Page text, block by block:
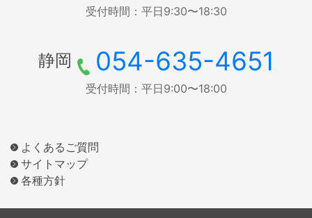
受付時間：平日9:30〜18:30
静岡 054-635-4651
受付時間：平日9:00〜18:00
よくあるご質問
サイトマップ
各種方針